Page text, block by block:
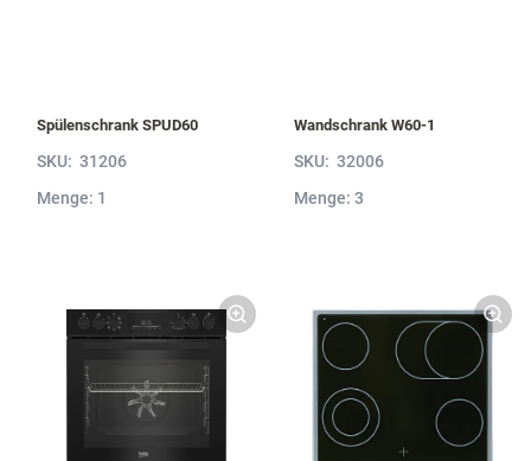
Spülenschrank SPUD60
SKU: 31206
Menge: 1
Wandschrank W60-1
SKU: 32006
Menge: 3